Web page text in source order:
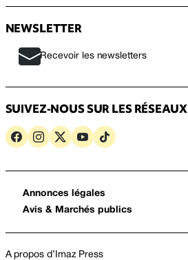
NEWSLETTER
Recevoir les newsletters
SUIVEZ-NOUS SUR LES RÉSEAUX
Annonces légales
Avis & Marchés publics
A propos d’Imaz Press